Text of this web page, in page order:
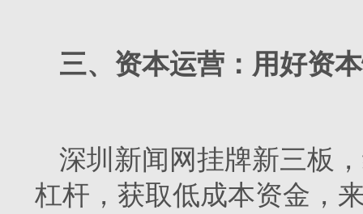
三、资本运营：用好资
深圳新闻网挂牌新三板
杠杆，获取低成本资金，